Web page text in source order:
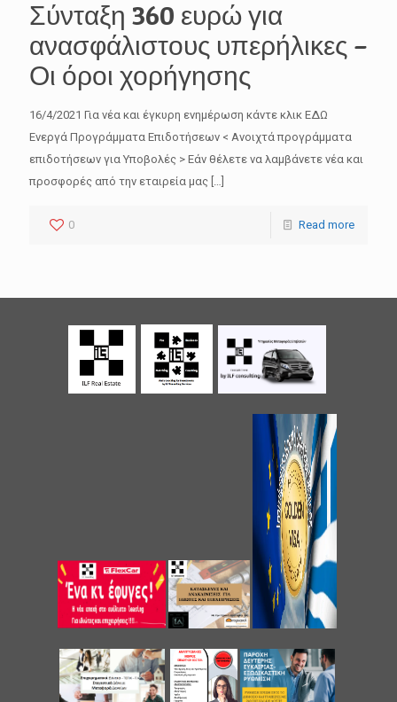
Σύνταξη 360 ευρώ για
ανασφάλιστους υπερήλικες –
Οι όροι χορήγησης
16/4/2021 Για νέα και έγκυρη ενημέρωση κάντε κλικ ΕΔΩ
Ενεργά Προγράμματα Επιδοτήσεων < Ανοιχτά προγράμματα
επιδοτήσεων για Υποβολές > Εάν θέλετε να λαμβάνετε νέα και
προσφορές από την εταιρεία μας
0 Read more